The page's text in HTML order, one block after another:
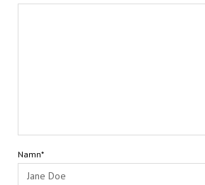
Namn*